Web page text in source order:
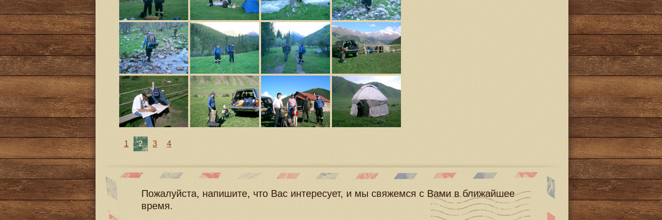
1 2 3 4
Пожалуйста, напишите, что Вас интересует, и мы свяжемся с Вами в ближайшее
время.